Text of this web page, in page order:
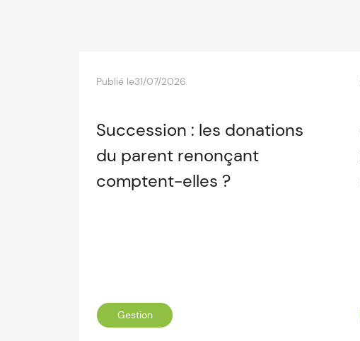
Publié le31/07/2026
Succession : les donations
du parent renonçant
comptent-elles ?
Gestion